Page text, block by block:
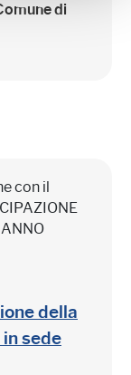
di
con il
della
sede